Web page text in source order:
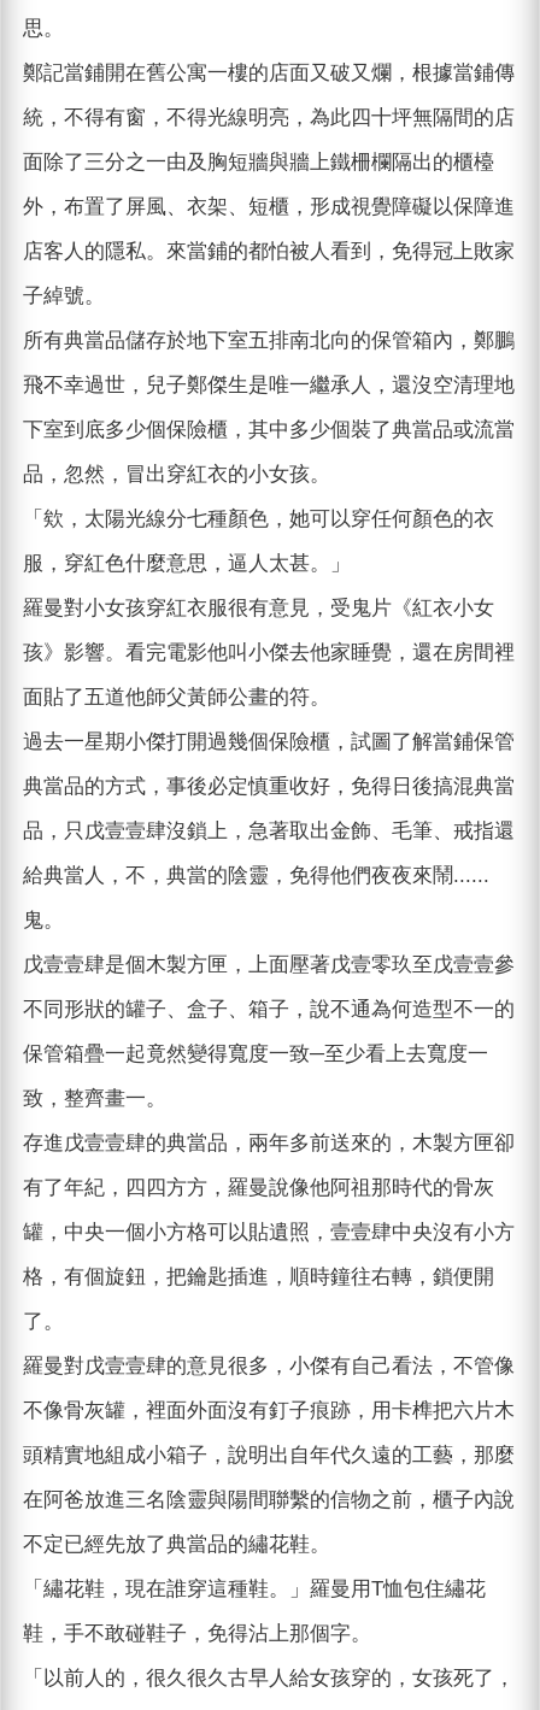
思。
鄭記當鋪開在舊公寓一樓的店面又破又爛，根據當鋪傳
統，不得有窗，不得光線明亮，為此四十坪無隔間的店
面除了三分之一由及胸短牆與牆上鐵柵欄隔出的櫃檯
外，布置了屏風、衣架、短櫃，形成視覺障礙以保障進
店客人的隱私。來當鋪的都怕被人看到，免得冠上敗家
子綽號。
所有典當品儲存於地下室五排南北向的保管箱內，鄭鵬
飛不幸過世，兒子鄭傑生是唯一繼承人，還沒空清理地
下室到底多少個保險櫃，其中多少個裝了典當品或流當
品，忽然，冒出穿紅衣的小女孩。
「欸，太陽光線分七種顏色，她可以穿任何顏色的衣
服，穿紅色什麼意思，逼人太甚。」
羅曼對小女孩穿紅衣服很有意見，受鬼片《紅衣小女
孩》影響。看完電影他叫小傑去他家睡覺，還在房間裡
面貼了五道他師父黃師公畫的符。
過去一星期小傑打開過幾個保險櫃，試圖了解當鋪保管
典當品的方式，事後必定慎重收好，免得日後搞混典當
品，只戊壹壹肆沒鎖上，急著取出金飾、毛筆、戒指還
給典當人，不，典當的陰靈，免得他們夜夜來鬧......
鬼。
戊壹壹肆是個木製方匣，上面壓著戊壹零玖至戊壹壹參
不同形狀的罐子、盒子、箱子，說不通為何造型不一的
保管箱疊一起竟然變得寬度一致─至少看上去寬度一
致，整齊畫一。
存進戊壹壹肆的典當品，兩年多前送來的，木製方匣卻
有了年紀，四四方方，羅曼說像他阿祖那時代的骨灰
罐，中央一個小方格可以貼遺照，壹壹肆中央沒有小方
格，有個旋鈕，把鑰匙插進，順時鐘往右轉，鎖便開
了。
羅曼對戊壹壹肆的意見很多，小傑有自己看法，不管像
不像骨灰罐，裡面外面沒有釘子痕跡，用卡榫把六片木
頭精實地組成小箱子，說明出自年代久遠的工藝，那麼
在阿爸放進三名陰靈與陽間聯繫的信物之前，櫃子內說
不定已經先放了典當品的繡花鞋。
「繡花鞋，現在誰穿這種鞋。」羅曼用T恤包住繡花
鞋，手不敢碰鞋子，免得沾上那個字。
「以前人的，很久很久古早人給女孩穿的，女孩死了，